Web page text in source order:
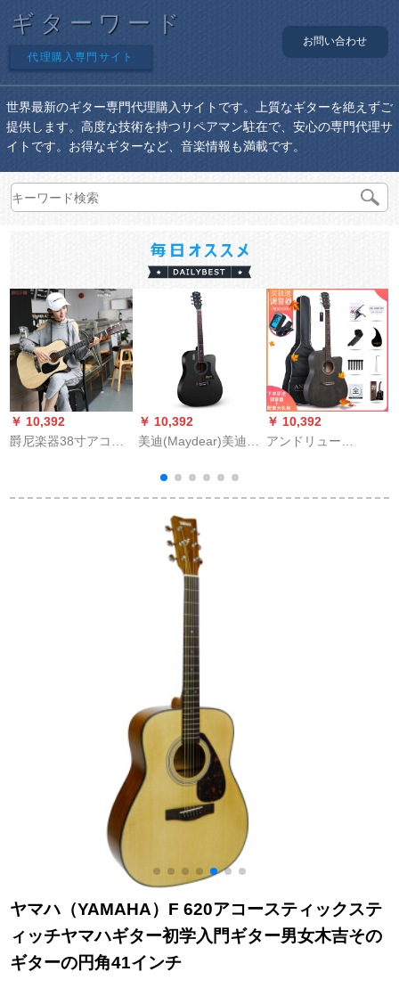
ギターワード
代理購入専門サイト
お問い合わせ
世界最新のギター専門代理購入サイトです。上質なギターを絶えずご
提供します。高度な技術を持つリペアマン駐在で、安心の専門代理サ
イトです。お得なギターなど、音楽情報も満載です。
￥ 10,392
爵尼楽器38寸アコス
門練習琴学生男女通
￥ 10,392
美迪(Maydear)美迪男
ドギターアコーステ
ィックギター
￥ 10,392
アンドリュー
ー初心者入門男女通
ヤマハ（YAMAHA）F 620アコースティックステ
ィッチヤマハギター初学入門ギター男女木吉その
ギターの円角41インチ